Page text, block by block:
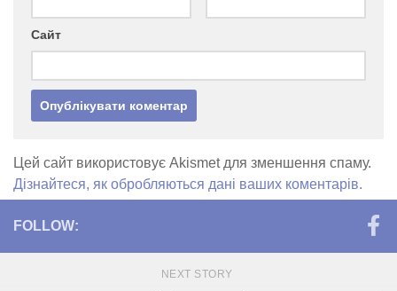
Сайт
Цей сайт використовує Akismet для зменшення спаму.
Дізнайтеся, як обробляються дані ваших коментарів.
FOLLOW:
NEXT STORY